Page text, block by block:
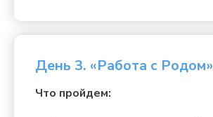
День 3. «Работа с Родом»
Что пройдем: